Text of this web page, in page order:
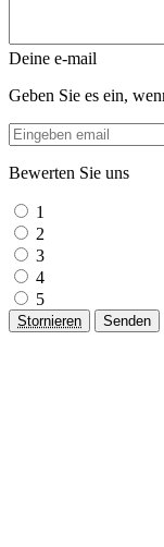
Deine e-mail
Geben Sie es ein,
Bewerten Sie uns
1
2
3
4
5
Stornieren Senden